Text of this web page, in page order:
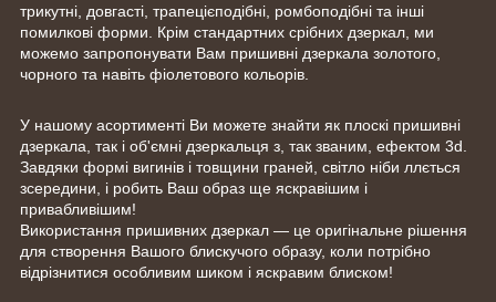
трикутні, довгасті, трапецієподібні, ромбоподібні та інші
помилкові форми. Крім стандартних срібних дзеркал, ми
можемо запропонувати Вам пришивні дзеркала золотого,
чорного та навіть фіолетового кольорів.
У нашому асортименті Ви можете знайти як плоскі пришивні
дзеркала, так і об'ємні дзеркальця з, так званим, ефектом 3d.
Завдяки формі вигинів і товщини граней, світло ніби ллється
зсередини, і робить Ваш образ ще яскравішим і
привабливішим!
Використання пришивних дзеркал — це оригінальне рішення
для створення Вашого блискучого образу, коли потрібно
відрізнитися особливим шиком і яскравим блиском!